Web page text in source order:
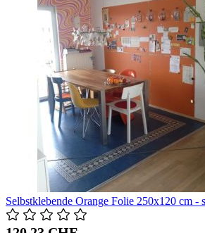
Selbstklebende Orange Folie 250x120 cm -